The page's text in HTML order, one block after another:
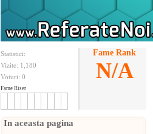
Statistici:
Vizite: 1,180
Voturi: 0
Fame Riser
Fame Rank
N/A
In aceasta pagina